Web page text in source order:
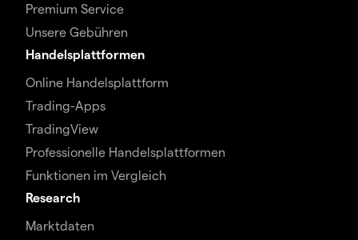
Premium Service
Unsere Gebühren
Handelsplattformen
Online Handelsplattform
Trading-Apps
TradingView
Professionelle Handelsplattformen
Funktionen im Vergleich
Research
Marktdaten